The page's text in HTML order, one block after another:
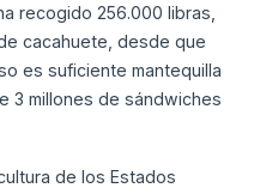
recogido 256.000 libras,
cacahuete, desde que
es suficiente mantequilla
3 millones de sándwiches
de los Estados